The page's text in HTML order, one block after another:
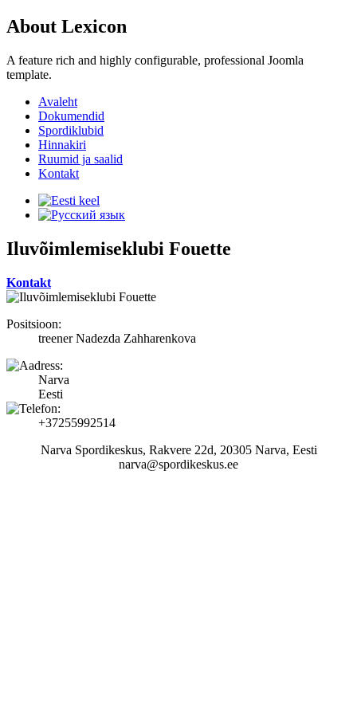
About Lexicon
A feature rich and highly configurable, professional Joomla
template.
Avaleht
Dokumendid
Spordiklubid
Hinnakiri
Ruumid ja saalid
Kontakt
Iluvõimlemiseklubi Fouette
Kontakt
Positsioon:
treener Nadezda Zahharenkova
Narva
Eesti
+37255992514
Narva Spordikeskus, Rakvere 22d, 20305 Narva, Eesti
narva@spordikeskus.ee